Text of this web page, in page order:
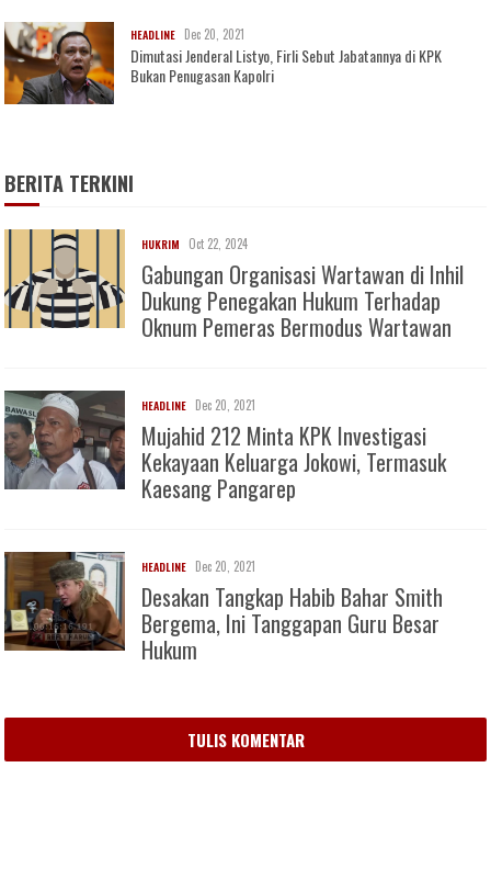
HEADLINE Dec 20, 2021
Dimutasi Jenderal Listyo, Firli Sebut Jabatannya di KPK
Bukan Penugasan Kapolri
BERITA TERKINI
HUKRIM Oct 22, 2024
Gabungan Organisasi Wartawan di Inhil
Dukung Penegakan Hukum Terhadap
Oknum Pemeras Bermodus Wartawan
HEADLINE Dec 20, 2021
Mujahid 212 Minta KPK Investigasi
Kekayaan Keluarga Jokowi, Termasuk
Kaesang Pangarep
HEADLINE Dec 20, 2021
Desakan Tangkap Habib Bahar Smith
Bergema, Ini Tanggapan Guru Besar
Hukum
TULIS KOMENTAR